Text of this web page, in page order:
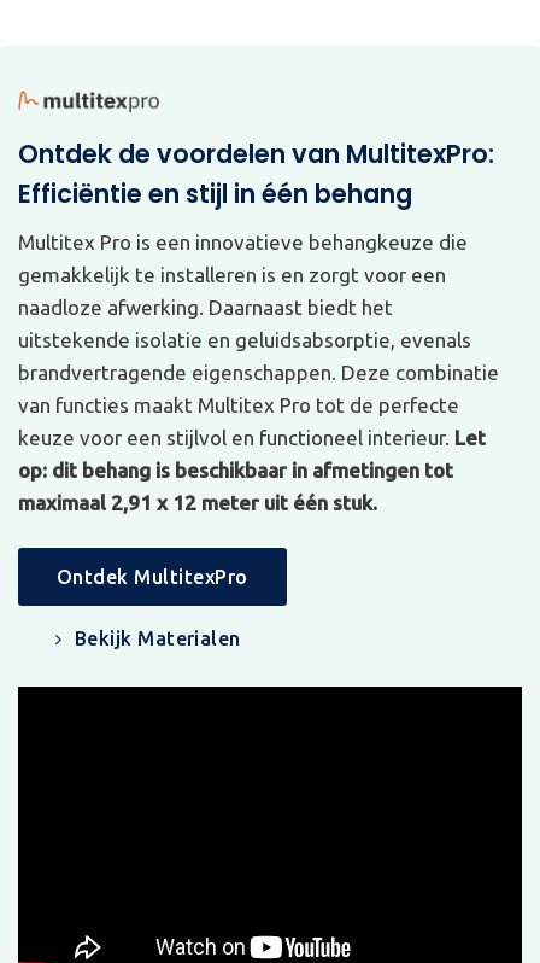
Ontdek de voordelen van MultitexPro:
Efficiëntie en stijl in één behang
Multitex Pro is een innovatieve behangkeuze die
gemakkelijk te installeren is en zorgt voor een
naadloze afwerking. Daarnaast biedt het
uitstekende isolatie en geluidsabsorptie, evenals
brandvertragende eigenschappen. Deze combinatie
van functies maakt Multitex Pro tot de perfecte
keuze voor een stijlvol en functioneel interieur. Let
op: dit behang is beschikbaar in afmetingen tot
maximaal 2,91 x 12 meter uit één stuk.
Ontdek MultitexPro
Bekijk Materialen